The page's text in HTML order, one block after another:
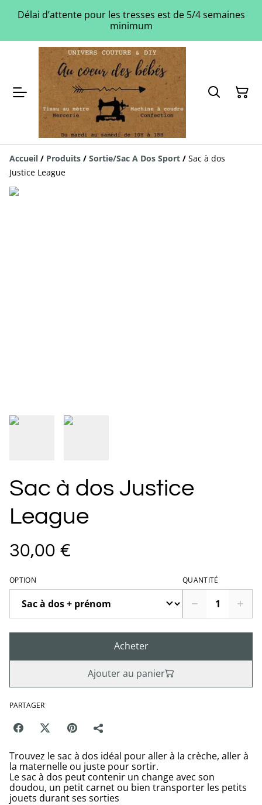
Délai d’attente pour les tresses est de 5/4 semaines
minimum
Accueil / Produits / Sortie/Sac A Dos Sport / Sac à dos
Justice League
Sac à dos Justice
League
30,00 €
OPTION QUANTITÉ
Acheter
Ajouter au panier
PARTAGER
Trouvez le sac à dos idéal pour aller à la crèche, aller à
la maternelle ou juste pour sortir.
Le sac à dos peut contenir un change avec son
doudou, un petit carnet ou bien transporter les petits
jouets durant ses sorties